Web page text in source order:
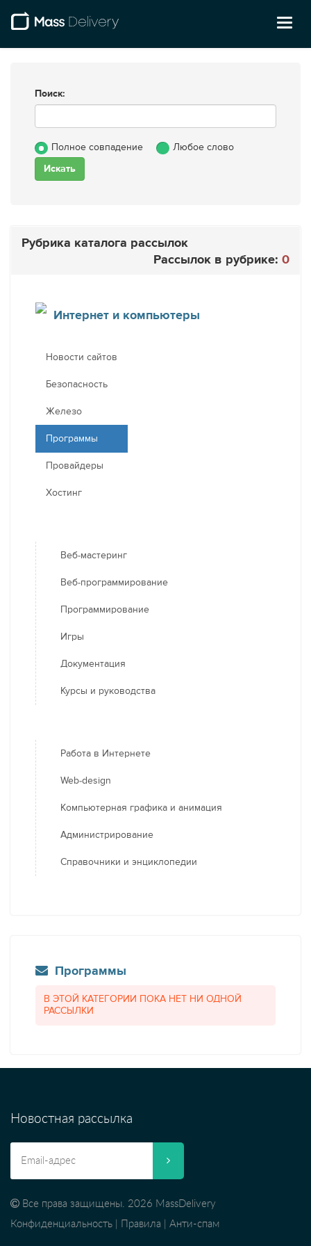
Поиск:
Полное совпадение Любое слово
Рубрика каталога рассылок
Рассылок в рубрике: 0
Интернет и компьютеры
Новости сайтов
Безопасность
Железо
Программы
Провайдеры
Хостинг
Веб-мастеринг
Веб-программирование
Программирование
Игры
Документация
Курсы и руководства
Работа в Интернете
Web-design
Компьютерная графика и анимация
Администрирование
Справочники и энциклопедии
Программы
В ЭТОЙ КАТЕГОРИИ ПОКА НЕТ НИ ОДНОЙ
РАССЫЛКИ
Новостная рассылка
Все права защищены. 2026 MassDelivery
Конфиденциальность
Правила Анти-спам